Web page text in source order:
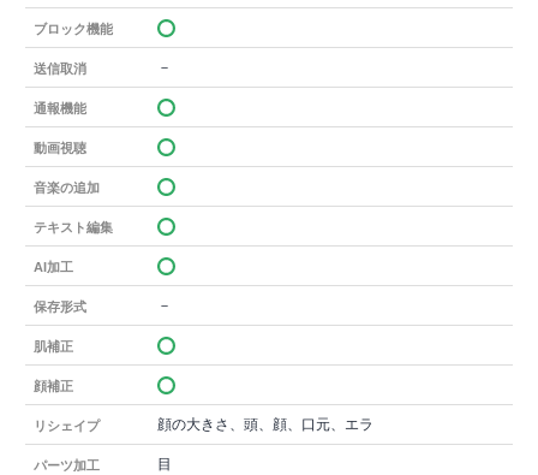
ブロック機能
送信取消 －
通報機能
動画視聴
音楽の追加
テキスト編集
AI加工
保存形式 －
肌補正
顔補正
リシェイプ 顔の大きさ、頭、顔、口元、エラ
パーツ加工 目